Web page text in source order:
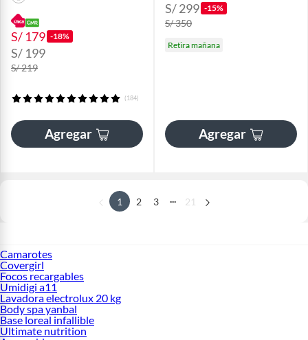
S/ 179 -18%
S/ 199
S/ 219
(184)
Agregar
S/ 299 -15%
S/ 350
Retira mañana
Agregar
1 2 3 21
Camarotes
Covergirl
Focos recargables
Umidigi a11
Lavadora electrolux 20 kg
Body spa yanbal
Base loreal infallible
Ultimate nutrition